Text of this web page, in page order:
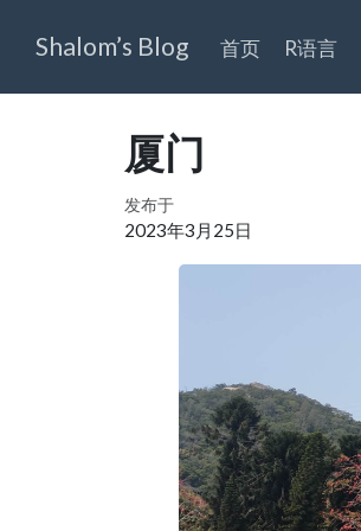
Shalom’s Blog 首页 R语言
厦门
发布于
2023年3月25日